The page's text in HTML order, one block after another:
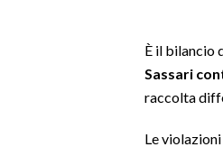
È il bilancio
Sassari
raccolta
Le